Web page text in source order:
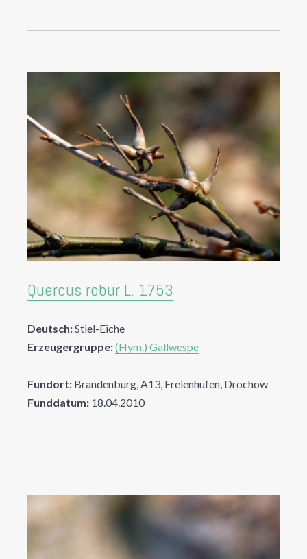
Quercus robur L. 1753
Deutsch:Stiel-Eiche
Erzeugergruppe:(Hym.) Gallwespe
Fundort: Brandenburg, A13, Freienhufen, Drochow
Funddatum: 18.04.2010